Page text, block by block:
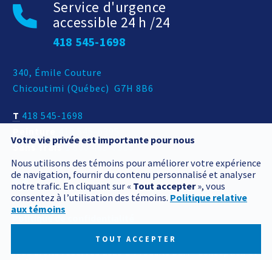
Service d'urgence
accessible 24 h /24
418 545-1698
Adresse postale
340, Émile Couture
Chicoutimi (Québec) G7H 8B6
T 418 545-1698
Sans frais 1 800 463-7906
Politique de confidentialité
Mes préférences cookies
Tous droits réservés 2026 © Produits BCM Conception et
Votre vie privée est importante pour nous
Nous utilisons des témoins pour améliorer votre expérience
de navigation, fournir du contenu personnalisé et analyser
notre trafic. En cliquant sur « Tout accepter», vous
consentez à l’utilisation des témoins. Politique relative
aux témoins
TOUT ACCEPTER